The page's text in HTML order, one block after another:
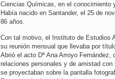
Ciencias Químicas, en el conocimiento
Había nacido en Santander, el 25 de
86 años.
Con tal motivo, el Instituto de Estudios
su reunión mensual que llevaba por
Abrió el acto Dª Ana Arroyo
relaciones personales y de amistad
se proyectaban sobre la pantalla